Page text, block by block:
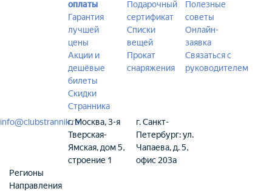
оплаты
Гарантия
лучшей
цены
Акции и
дешёвые
билеты
Скидки
Странника
Подарочный
сертификат
Списки
вещей
Прокат
снаряжения
Полезные
советы
Онлайн-
заявка
Связаться с
руководителем
info@clubstrannik.ruг. Москва, 3-я
Тверская-
Ямская, дом 5,
строение 1
г. Санкт-
Петербург: ул.
Чапаева, д. 5,
офис 203а
Регионы
Направления